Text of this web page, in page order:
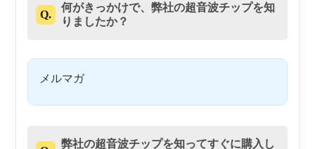
Q.
何がきっかけで、弊社の超音波チップを知
りましたか？
メルマガ
弊社の超音波チップを知ってすぐに購入し